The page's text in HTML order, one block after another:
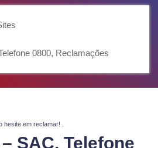
0800, Reclamações
hesite em reclamar!
SAC, Telefone